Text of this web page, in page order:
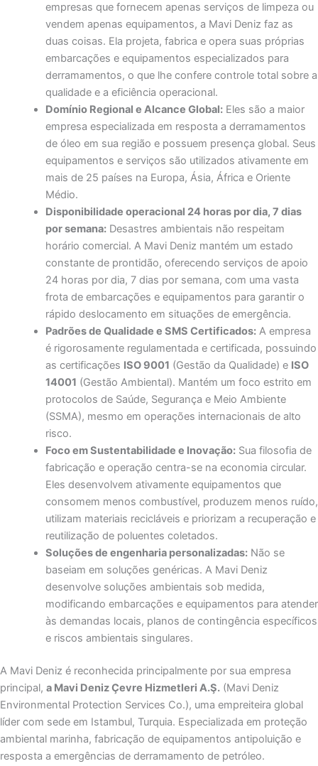
empresas que fornecem apenas serviços de limpeza ou
vendem apenas equipamentos, a Mavi Deniz faz as
duas coisas. Ela projeta, fabrica e opera suas próprias
embarcações e equipamentos especializados para
derramamentos, o que lhe confere controle total sobre a
qualidade e a eficiência operacional.
Domínio Regional e Alcance Global:Eles são a maior
empresa especializada em resposta a derramamentos
de óleo em sua região e possuem presença global. Seus
equipamentos e serviços são utilizados ativamente em
mais de 25 países na Europa, Ásia, África e Oriente
Médio.
Disponibilidade operacional 24 horas por dia, 7 dias
por semana: Desastres ambientais não respeitam
horário comercial. A Mavi Deniz mantém um estado
constante de prontidão, oferecendo serviços de apoio
24 horas por dia, 7 dias por semana, com uma vasta
frota de embarcações e equipamentos para garantir o
rápido deslocamento em situações de emergência.
Padrões de Qualidade e SMS Certificados: A empresa
é rigorosamente regulamentada e certificada, possuindo
as certificações ISO 9001 (Gestão da Qualidade) e ISO
14001 (Gestão Ambiental). Mantém um foco estrito em
protocolos de Saúde, Segurança e Meio Ambiente
(SSMA), mesmo em operações internacionais de alto
risco.
Foco em Sustentabilidade e Inovação: Sua filosofia de
fabricação e operação centra-se na economia circular.
Eles desenvolvem ativamente equipamentos que
consomem menos combustível, produzem menos ruído,
utilizam materiais recicláveis ​​e priorizam a recuperação e
reutilização de poluentes coletados.
Soluções de engenharia personalizadas:Não se
baseiam em soluções genéricas. A Mavi Deniz
desenvolve soluções ambientais sob medida,
modificando embarcações e equipamentos para atender
às demandas locais, planos de contingência específicos
e riscos ambientais singulares.
A Mavi Deniz é reconhecida principalmente por sua empresa
principal, a Mavi Deniz Çevre Hizmetleri A.Ş. (Mavi Deniz
Environmental Protection Services Co.), uma empreiteira global
líder com sede em Istambul, Turquia. Especializada em proteção
ambiental marinha, fabricação de equipamentos antipoluição e
resposta a emergências de derramamento de petróleo.